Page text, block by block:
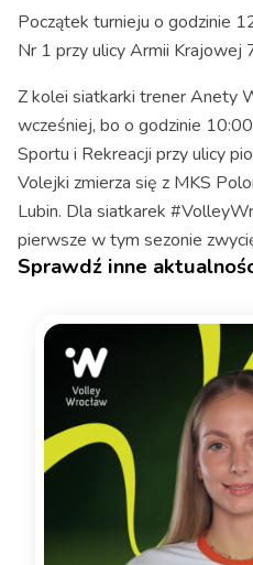
Początek turnieju o godzinie
Nr 1 przy ulicy Armii Krajowej
Z kolei siatkarki trener Anety
wcześniej, bo o godzinie
Sportu i Rekreacji przy ulicy
Volejki zmierza się z MKS
Lubin. Dla siatkarek
pierwsze w tym sezonie
Sprawdź inne